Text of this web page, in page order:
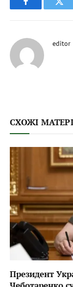
Facebook
editor
СХОЖІ
Президент